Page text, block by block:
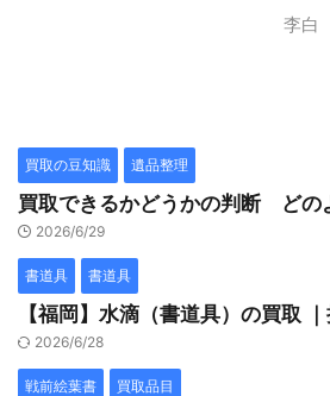
李白
買取の豆知識 遺品整理
買取できるかどうかの判断 どの
2026/6/29
書道具 書道具
【福岡】水滴（書道具）の買取
2026/6/28
戦前絵葉書 買取品目